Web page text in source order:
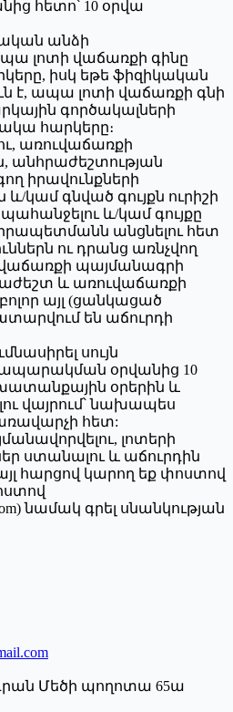
հետո՝ 10 օրվա
անձի
լոտի վաճառքի գինը
իսկ եթե ֆիզիկական
է, ապա լոտի վաճառքի գնի
գործակալների
հարկերը։
առուվաճառքի
անհրաժեշտության
իրավունքների
գնված գույքն ուրիշի
և/կամ գույքը
անցնելու հետ
ու դրանց առնչվող
պայմանագրի
և առուվաճառքի
այլ (ցանկացած
են աճուրդի
սույն
օրվանից 10
օրերին և
վայրում՝ նախապես
հետ:
լոտերի
ստանալու և աճուրդին
հարցով կարող եք փոստով
նամակ գրել սնանկության
Մեծի պողոտա 65ա